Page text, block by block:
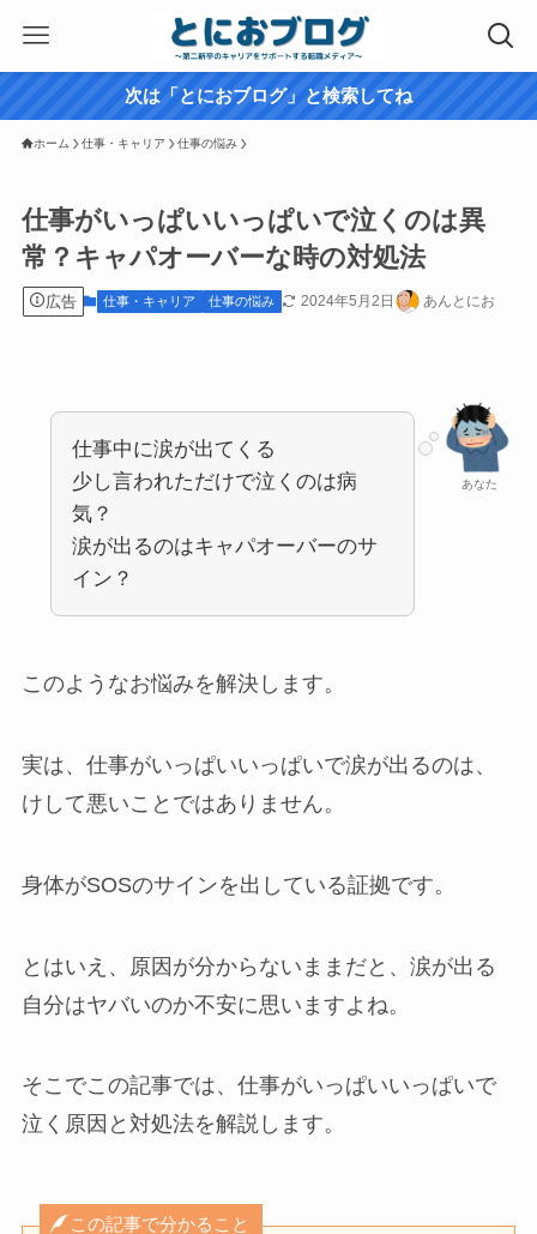
次は「とにおブログ」と検索してね
ホーム 仕事・キャリア 仕事の悩み
仕事がいっぱいいっぱいで泣くのは異
常？キャパオーバーな時の対処法
広告 仕事・キャリア 仕事の悩み 2024年5月2日 あんとにお
あなた
仕事中に涙が出てくる
少し言われただけで泣くのは病
気？
涙が出るのはキャパオーバーのサ
イン？
このようなお悩みを解決します。
実は、仕事がいっぱいいっぱいで涙が出るのは、
けして悪いことではありません。
身体がSOSのサインを出している証拠です。
とはいえ、原因が分からないままだと、涙が出る
自分はヤバいのか不安に思いますよね。
そこでこの記事では、仕事がいっぱいいっぱいで
泣く原因と対処法を解説します。
この記事で分かること